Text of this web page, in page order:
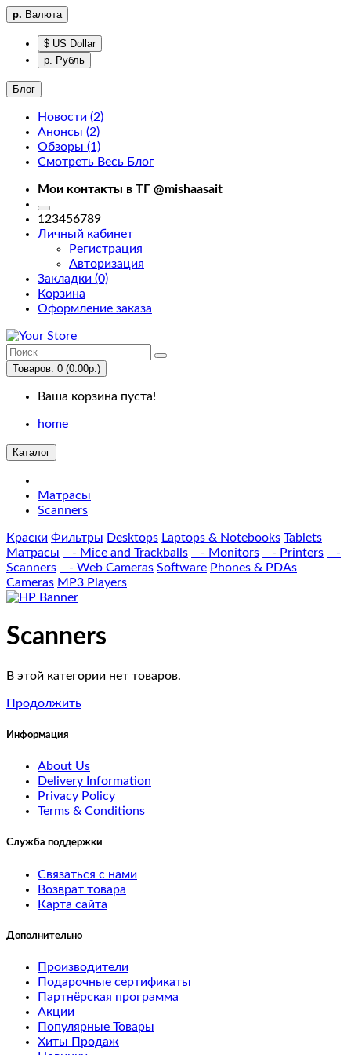
р. Валюта
$ US Dollar
р. Рубль
Блог
Новости (2)
Анонсы (2)
Обзоры (1)
Смотреть Весь Блог
Мои контакты в ТГ @mishaasait
123456789
Личный кабинет
Регистрация
Авторизация
Закладки (0)
Корзина
Оформление заказа
Товаров: 0 (0.00р.)
Ваша корзина пуста!
home
Каталог
Фильтры
Фильтры
home
Доставка
About
Us
Desktops
Laptops
&
Notebooks
Macs
Components
test
and
Trackballs
Scanners
Cameras
Матрасы
Scanners
Краски Фильтры Desktops Laptops & Notebooks Tablets
Матрасы
- Mice and Trackballs - Monitors - Printers
-
Scanners
- Web Cameras Software Phones & PDAs
Cameras MP3 Players
Scanners
В этой категории нет товаров.
Продолжить
Информация
About Us
Delivery Information
Privacy Policy
Terms & Conditions
Служба поддержки
Связаться с нами
Возврат товара
Карта сайта
Дополнительно
Производители
Подарочные сертификаты
Партнёрская программа
Акции
Популярные Товары
Хиты Продаж